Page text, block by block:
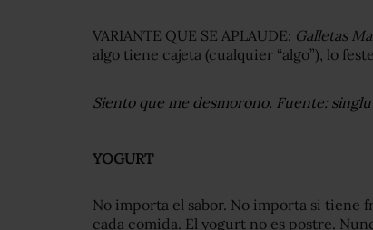
VARIANTE QUE SE APLAUDE: Galletas
algo tiene cajeta (cualquier “algo”), lo
Siento que me desmorono. Fuente:
YOGURT
No importa el sabor. No importa si tiene
cada comida. El yogurt no es postre.